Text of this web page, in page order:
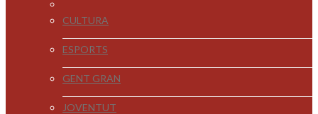
CULTURA
ESPORTS
GENT GRAN
JOVENTUT